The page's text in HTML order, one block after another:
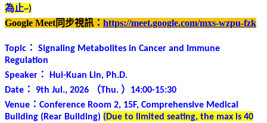
為止~)
Google Meet同步視訊： https://meet.google.com/mxs-wzpu-fzk
Topic ： Signaling Metabolites in Cancer and Immune
Regulation
Speaker ： Hui-Kuan Lin, Ph.D.
Date ： 9th Jul., 2026 （Thu. ） 14:00-15:30
Venue ： Conference Room 2, 15F, Comprehensive Medical
Building (Rear Building) (Due to limited seating, the max is 40